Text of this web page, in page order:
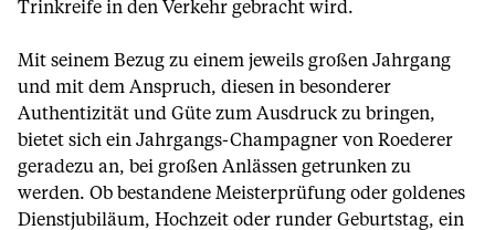
Trinkreife in den Verkehr gebracht wird.
Mit seinem Bezug zu einem jeweils großen Jahrgang
und mit dem Anspruch, diesen in besonderer
Authentizität und Güte zum Ausdruck zu bringen,
bietet sich ein Jahrgangs-Champagner von Roederer
geradezu an, bei großen Anlässen getrunken zu
werden. Ob bestandene Meisterprüfung oder goldenes
Dienstjubiläum, Hochzeit oder runder Geburtstag, ein